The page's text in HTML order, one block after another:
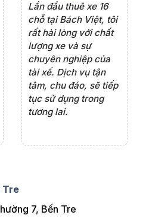
Lần đầu thuê xe 16
chỗ tại Bách Việt, tôi
rất hài lòng với chất
lượng xe và sự
chuyên nghiệp của
tài xế. Dịch vụ tận
tâm, chu đáo, sẽ tiếp
tục sử dụng trong
tương lai.
Tre
7, Bến Tre